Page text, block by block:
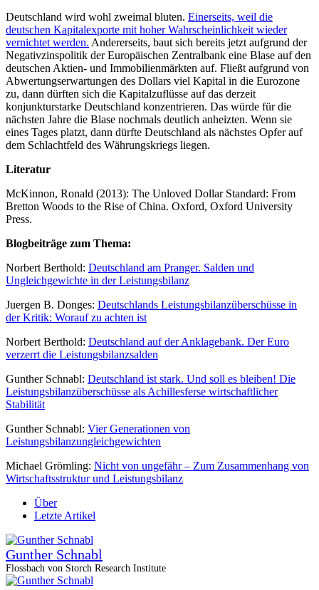
Deutschland wird wohl zweimal bluten. Einerseits, weil die
deutschen Kapitalexporte mit hoher Wahrscheinlichkeit wieder
vernichtet werden. Andererseits, baut sich bereits jetzt aufgrund der
Negativzinspolitik der Europäischen Zentralbank eine Blase auf den
deutschen Aktien- und Immobilienmärkten auf. Fließt aufgrund von
Abwertungserwartungen des Dollars viel Kapital in die Eurozone
zu, dann dürften sich die Kapitalzuflüsse auf das derzeit
konjunkturstarke Deutschland konzentrieren. Das würde für die
nächsten Jahre die Blase nochmals deutlich anheizten. Wenn sie
eines Tages platzt, dann dürfte Deutschland als nächstes Opfer auf
dem Schlachtfeld des Währungskriegs liegen.
Literatur
McKinnon, Ronald (2013): The Unloved Dollar Standard: From
Bretton Woods to the Rise of China. Oxford, Oxford University
Press.
Blogbeiträge zum Thema:
Norbert Berthold: Deutschland am Pranger. Salden und
Ungleichgewichte in der Leistungsbilanz
Juergen B. Donges: Deutschlands Leistungsbilanzüberschüsse in
der Kritik: Worauf zu achten ist
Norbert Berthold: Deutschland auf der Anklagebank. Der Euro
verzerrt die Leistungsbilanzsalden
Gunther Schnabl: Deutschland ist stark. Und soll es bleiben! Die
Leistungsbilanzüberschüsse als Achillesferse wirtschaftlicher
Stabilität
Gunther Schnabl: Vier Generationen von
Leistungsbilanzungleichgewichten
Michael Grömling: Nicht von ungefähr – Zum Zusammenhang von
Wirtschaftsstruktur und Leistungsbilanz
Über
Letzte Artikel
Gunther Schnabl
Flossbach von Storch Research Institute